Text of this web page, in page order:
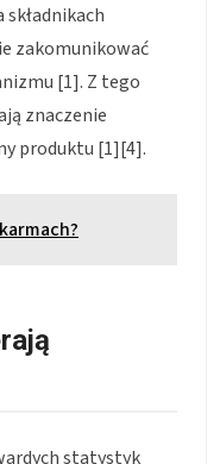
zakomunikować
[1]. Z tego
znaczenie
produktu [1][4].
statystyk